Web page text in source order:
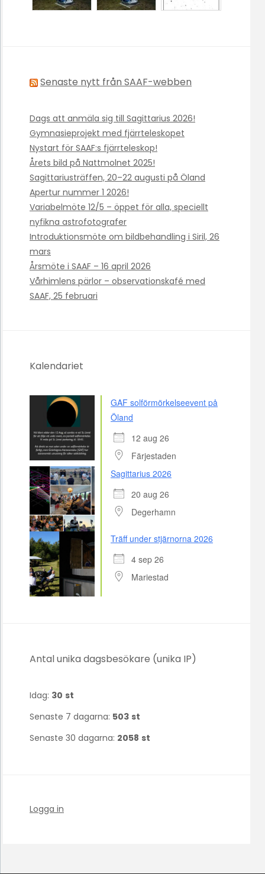
Senaste nytt från SAAF-webben
Dags att anmäla sig till Sagittarius 2026!
Gymnasieprojekt med fjärrteleskopet
Nystart för SAAF:s fjärrteleskop!
Årets bild på Nattmolnet 2025!
Sagittariusträffen, 20–22 augusti på Öland
Apertur nummer 1 2026!
Variabelmöte 12/5 – öppet för alla, speciellt
nyfikna astrofotografer
Introduktionsmöte om bildbehandling i Siril, 26
mars
Årsmöte i SAAF – 16 april 2026
Vårhimlens pärlor – observationskafé med
SAAF, 25 februari
Kalendariet
GAF solförmörkelseevent på
Öland
12 aug 26
Färjestaden
Sagittarius 2026
20 aug 26
Degerhamn
Träff under stjärnorna 2026
4 sep 26
Mariestad
Antal unika dagsbesökare (unika IP)
Idag: 30 st
Senaste 7 dagarna: 503 st
Senaste 30 dagarna: 2058 st
Logga in